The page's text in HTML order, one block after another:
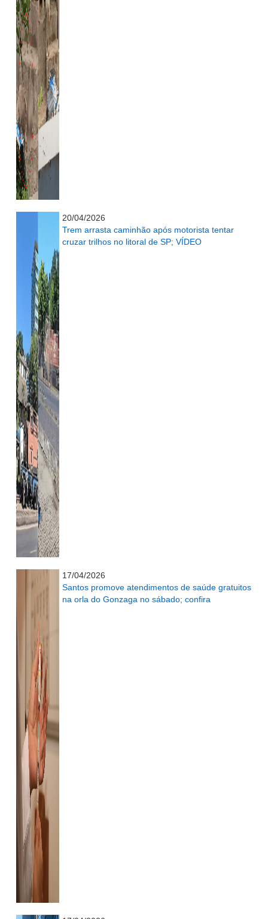
20/04/2026
Trem arrasta caminhão após motorista tentar
cruzar trilhos no litoral de SP; VÍDEO
17/04/2026
Santos promove atendimentos de saúde gratuitos
na orla do Gonzaga no sábado; confira